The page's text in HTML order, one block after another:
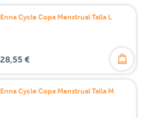
Enna Cycle Copa Menstrual Talla L
28,55 €
Enna Cycle Copa Menstrual Talla M